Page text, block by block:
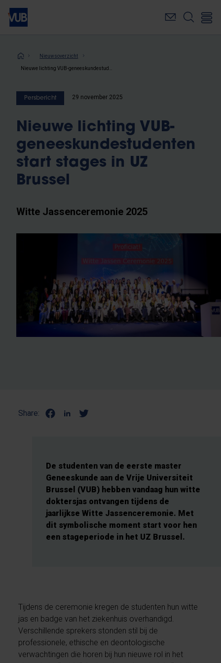
Overslaan
naar
inhoudKruimelpad
Nieuwsoverzicht
Persbericht 29 november 2025
Nieuwe lichting VUB-
geneeskundestudenten
start stages in UZ
Brussel
Witte Jassenceremonie 2025
Share:
De studenten van de eerste master
Geneeskunde aan de Vrije Universiteit
Brussel (VUB) hebben vandaag hun witte
doktersjas ontvangen tijdens de
jaarlijkse Witte Jassenceremonie. Met
dit symbolische moment start voor hen
een stageperiode in het UZ Brussel.
Tijdens de ceremonie kregen de studenten hun witte
jas en badge van het ziekenhuis overhandigd.
Verschillende sprekers stonden stil bij de
professionele, ethische en deontologische
verwachtingen die horen bij hun nieuwe rol in het